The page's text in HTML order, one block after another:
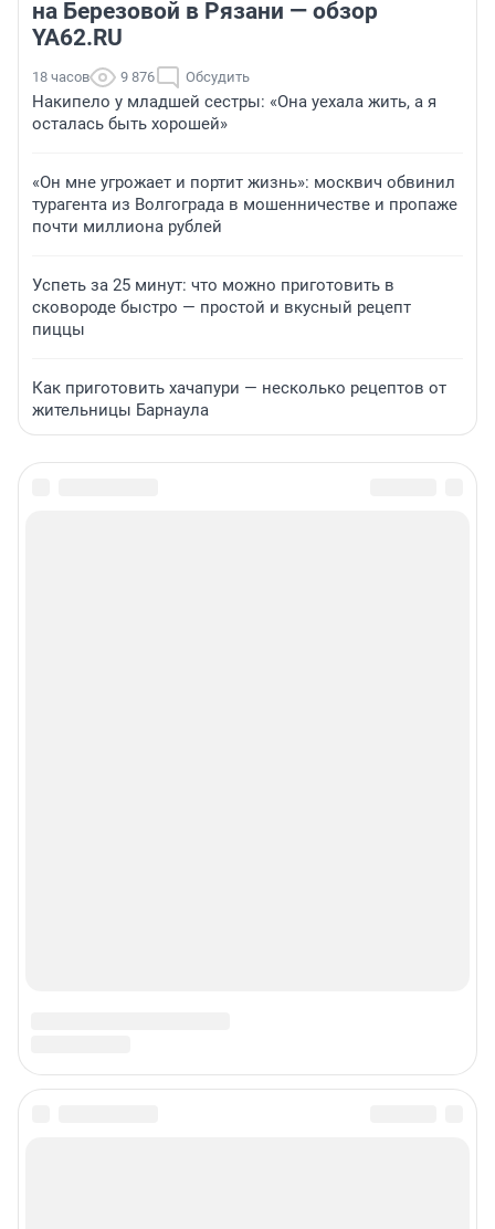
на Березовой в Рязани — обзор
YA62.RU
18 часов 9 876 Обсудить
Накипело у младшей сестры: «Она уехала жить, а я
осталась быть хорошей»
«Он мне угрожает и портит жизнь»: москвич обвинил
турагента из Волгограда в мошенничестве и пропаже
почти миллиона рублей
Успеть за 25 минут: что можно приготовить в
сковороде быстро — простой и вкусный рецепт
пиццы
Как приготовить хачапури — несколько рецептов от
жительницы Барнаула